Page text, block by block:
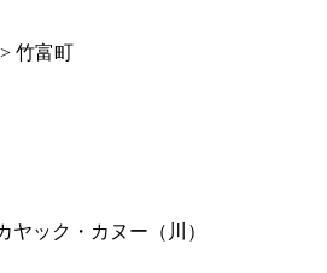
竹富町
ヤック・カヌー（川）